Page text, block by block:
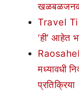
खळबळजनक
Travel
‘ही’ आहेत
मध्यावधी
प्रतिक्रिया